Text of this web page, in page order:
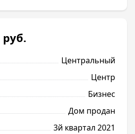
руб.
Центральный
Центр
Бизнес
Дом продан
3й квартал 2021